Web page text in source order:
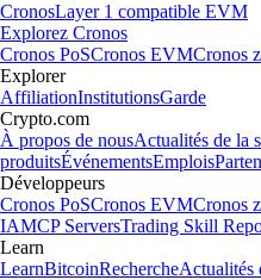
CronosLayer 1 compatible EVM
Explorez Cronos
Cronos PoSCronos EVMCronos
Explorer
AffiliationInstitutionsGarde
Crypto.com
À propos de nousActualités de la
produitsÉvénementsEmplois
Développeurs
Cronos PoSCronos EVMCronos
IAMCP ServersTrading Skill
Learn
LearnBitcoinRechercheActualités